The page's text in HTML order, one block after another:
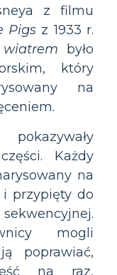
z filmu
Pigs z 1933 r.
wiatrem było
który
na
Każdy
na
przypięty do
mogli
poprawiać,
na raz,